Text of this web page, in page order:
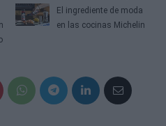
El ingrediente de moda
en las cocinas Michelin